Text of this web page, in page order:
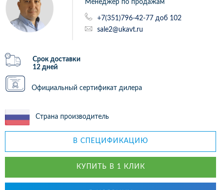
Менеджер по продажам
+7(351)796-42-77 доб 102
sale2@ukavt.ru
Срок доставки
12 дней
Официальный сертификат дилера
Страна производитель
В СПЕЦИФИКАЦИЮ
КУПИТЬ В 1 КЛИК